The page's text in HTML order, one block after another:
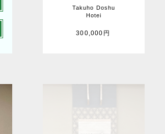
Takuho Doshu
Hotei
300,000円